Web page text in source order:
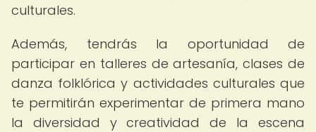
culturales.
Además, tendrás la oportunidad de
participar en talleres de artesanía, clases de
danza folklórica y actividades culturales que
te permitirán experimentar de primera mano
la diversidad y creatividad de la escena